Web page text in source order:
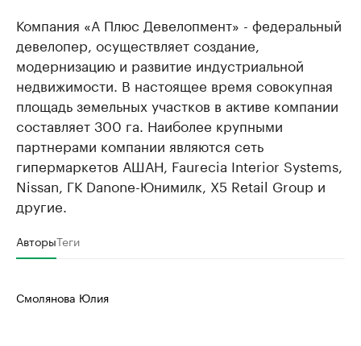
Компания «А Плюс Девелопмент» - федеральный
девелопер, осуществляет создание,
модернизацию и развитие индустриальной
недвижимости. В настоящее время совокупная
площадь земельных участков в активе компании
составляет 300 га. Наиболее крупными
партнерами компании являются сеть
гипермаркетов АШАН, Faurecia Interior Systems,
Nissan, ГК Danone-Юнимилк, X5 Retail Group и
другие.
АвторыТеги
Смолянова Юлия